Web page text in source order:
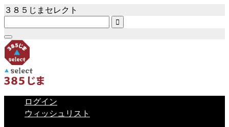
３８５じまセレクト

ログイン
ウィッシュリスト